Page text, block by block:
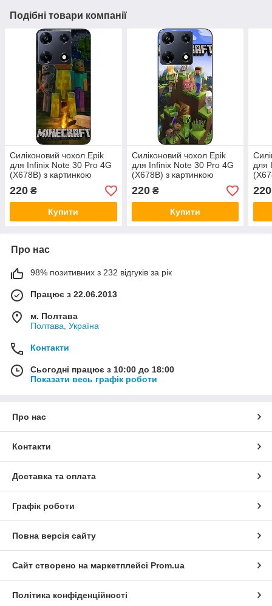
Подібні товари компанії
Силіконовий чохол Epik
для Infinix Note 30 Pro 4G
(X678B) з картинкою
Майнкрафт кріпер та друзі
220 ₴
Купити
Силіконовий чохол Epik
для Infinix Note 30 Pro 4G
(X678B) з картинкою
220₴
Купити
для
220
Про нас
98% позитивних з 232 відгуків за рік
Працює з 22.06.2013
м. Полтава
Полтава, Україна
Контакти
Сьогодні працює з 10:00 до 18:00
Показати весь графік роботи
Про нас
Контакти
Доставка та оплата
Графік роботи
Повна версія сайту
Сайт створено на маркетплейсі Prom.ua
Політика конфіденційності